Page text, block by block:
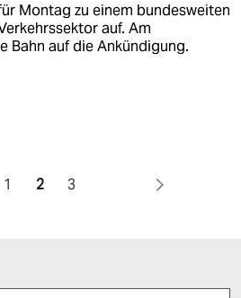
Montag zu einem bundesweiten
auf. Am
Bahn auf die Ankündigung.
1 2 3